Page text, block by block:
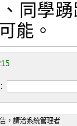
同學
能。
，請洽系統管理者